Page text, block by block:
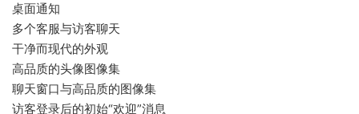
桌面通知
多个客服与访客聊天
干净而现代的外观
高品质的头像图像集
聊天窗口与高品质的图像集
访客登录后的初始“欢迎”消息